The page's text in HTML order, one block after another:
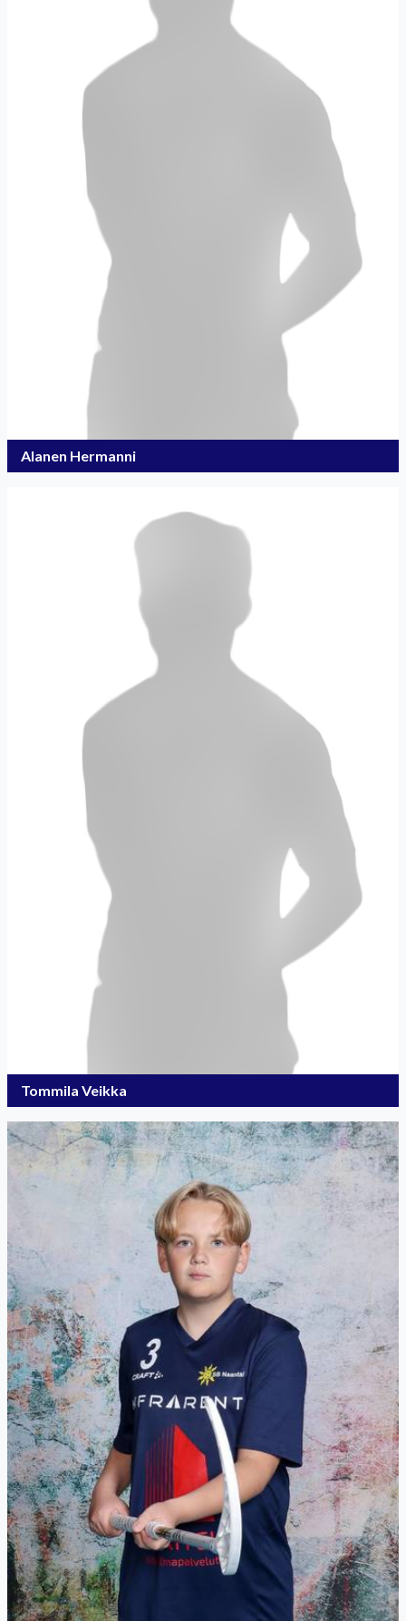
Alanen Hermanni
Tommila Veikka